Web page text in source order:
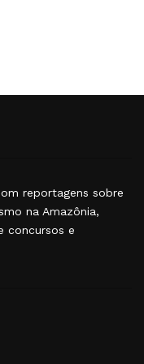
reportagens sobre
na Amazônia,
concursos e